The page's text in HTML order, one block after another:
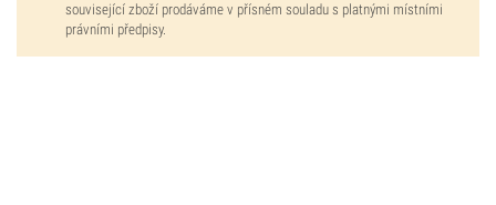
související zboží prodáváme v přísném souladu s platnými místními
právními předpisy.